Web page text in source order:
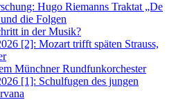
Hugo Riemanns Traktat „De
die Folgen
in der Musik?
[2]: Mozart trifft späten Strauss,
Münchner Rundfunkorchester
[1]: Schulfugen des jungen